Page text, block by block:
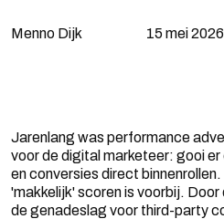
Menno Dijk 15 mei 2026
Jarenlang was performance
voor de digital marketeer: gooi er
en conversies direct
'makkelijk' scoren is voorbij.
de genadeslag voor third-party